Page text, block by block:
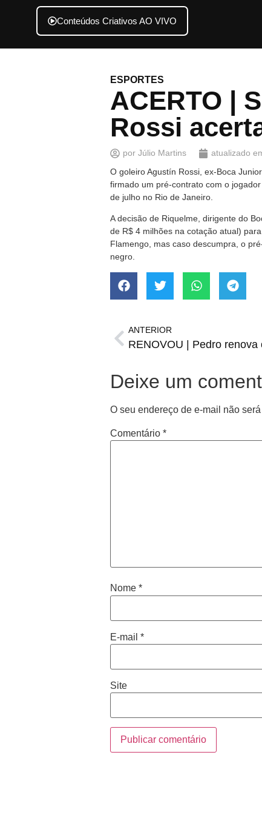
Conteúdos Criativos AO VIVO
ESPORTES
ACERTO |
Rossi
por Júlio Martins atualizado
O goleiro Agustín Rossi, ex-Boca
firmado um pré-contrato com o
de julho no Rio de Janeiro.
A decisão de Riquelme, dirigente do
de R$ 4 milhões na cotação atual)
Flamengo, mas caso descumpra, o
negro.
ANTERIOR
Deixe um
O seu endereço de e-mail não
Comentário *
Nome *
E-mail *
Site